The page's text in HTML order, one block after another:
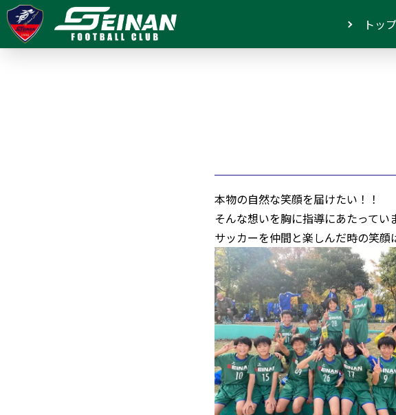
トッ
本物の自然な笑顔を届けたい！！
そんな想いを胸に指導にあたってい
サッカーを仲間と楽しんだ時の笑顔